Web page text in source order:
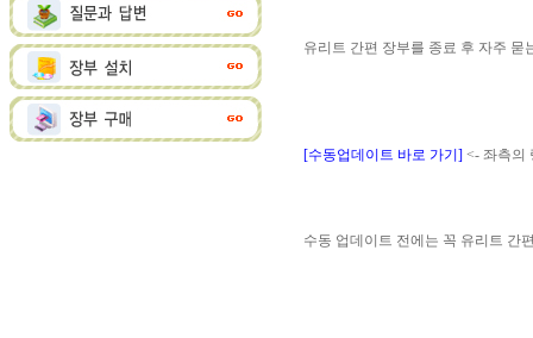
유리트 간편 장부를 종료 후 자주
[수동업데이트 바로 가기] <- 좌측의
수동 업데이트 전에는 꼭 유리트 간